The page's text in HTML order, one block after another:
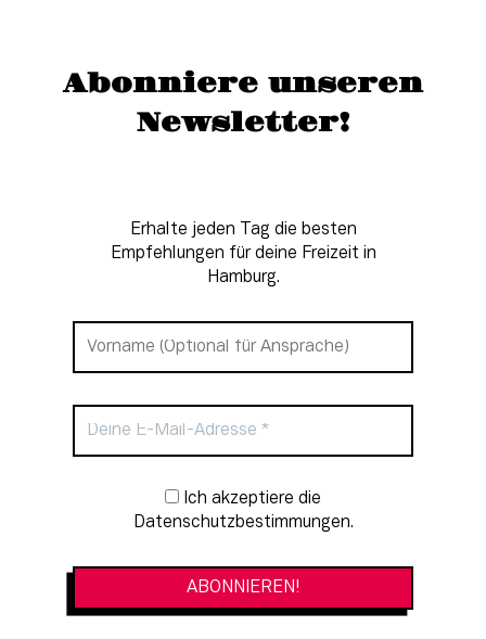
Abonniere unseren
Newsletter!
Erhalte jeden Tag die besten
Empfehlungen für deine Freizeit in
Hamburg.
Newsletter-Anmeldung
Datenschutzbestimmungen.